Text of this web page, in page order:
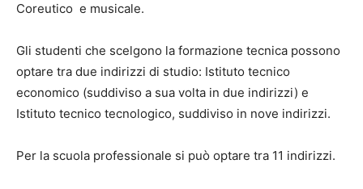
Coreutico e musicale.
Gli studenti che scelgono la formazione tecnica possono
optare tra due indirizzi di studio: Istituto tecnico
economico (suddiviso a sua volta in due indirizzi) e
Istituto tecnico tecnologico, suddiviso in nove indirizzi.
Per la scuola professionale si può optare tra 11 indirizzi.